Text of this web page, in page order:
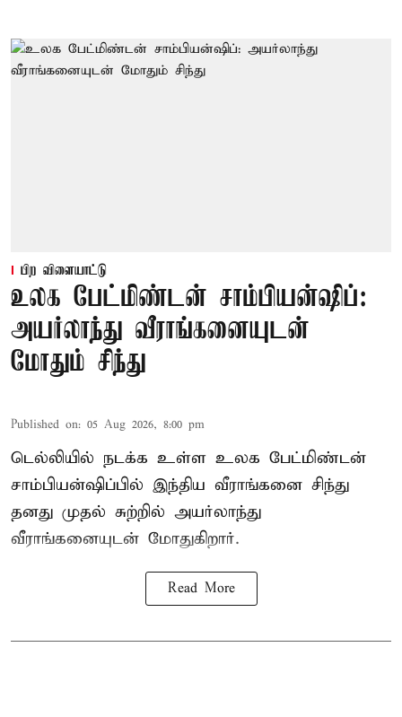
பிற விளையாட்டு
உலக பேட்மிண்டன் சாம்பியன்ஷிப்:
அயர்லாந்து வீராங்கனையுடன்
மோதும் சிந்து
Published on: 05 Aug 2026, 8:00 pm
டெல்லியில் நடக்க உள்ள உலக பேட்மிண்டன்
சாம்பியன்ஷிப்பில் இந்திய வீராங்கனை சிந்து
தனது முதல் சுற்றில் அயர்லாந்து
வீராங்கனையுடன் மோதுகிறார்.
Read More